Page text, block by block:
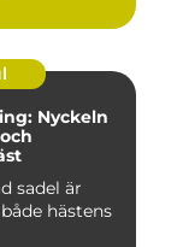
Nyckeln
sadel är
hästens